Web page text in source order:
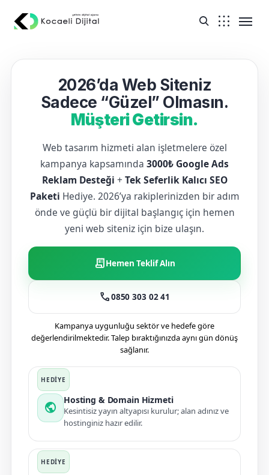
2026’da Web Siteniz
Sadece “Güzel” Olmasın.
Müşteri Getirsin.
Web tasarım hizmeti alan işletmelere özel
kampanya kapsamında 3000₺ Google Ads
Reklam Desteği + Tek Seferlik Kalıcı SEO
Paketi Hediye. 2026’ya rakiplerinizden bir adım
önde ve güçlü bir dijital başlangıç için hemen
yeni web siteniz için bize ulaşın.
receipt_longHemen Teklif Alın
call0850 303 02 41
Kampanya uygunluğu sektör ve hedefe göre
değerlendirilmektedir. Talep bıraktığınızda aynı gün dönüş
sağlanır.
public
Hosting & Domain Hizmeti
Kesintisiz yayın altyapısı kurulur; alan adınız ve
hostinginiz hazır edilir.